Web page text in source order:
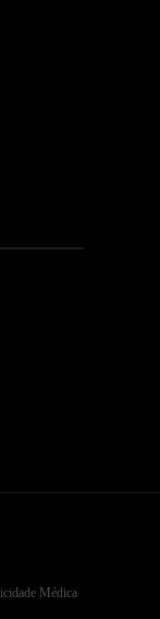
Médica